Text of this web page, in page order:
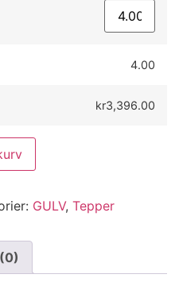
4.00
kr3,396.00
GULV, Tepper